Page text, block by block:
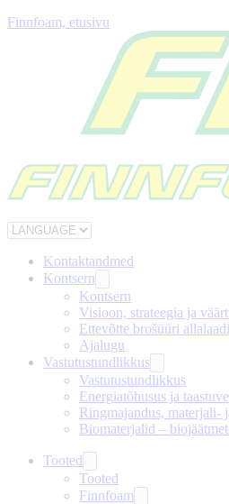
Finnfoam, etusivu
Kontaktandmed
Kontsern
Kontsern
Visioon, strateegia ja
Ettevõtte brošüüri
Ajalugu
Vastutustundlikkus
Vastutustundlikkus
Energiatõhusus ja
Ringmajandus, materjali-
Biomaterjalid –
Tooted
Tooted
Finnfoam